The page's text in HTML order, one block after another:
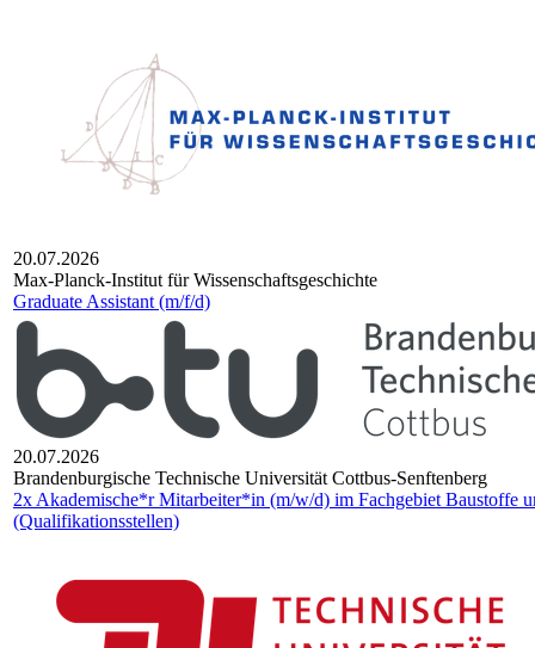
20.07.2026
Max-Planck-Insti­tut für Wis­sen­schafts­ge­schichte
Graduate Assistant (m/f/d)
20.07.2026
Bran­den­bur­gi­sche Tech­ni­sche Uni­ver­si­tät Cott­bus-Senf­ten­berg
2x Akademische*r Mitarbeiter*in (m/w/d) im Fachgebiet Baustoffe
(Qualifikationsstellen)